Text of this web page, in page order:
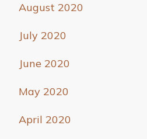
August 2020
July 2020
June 2020
May 2020
April 2020